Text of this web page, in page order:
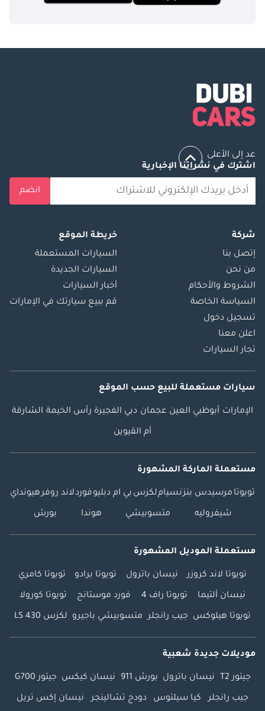
عد إلى الأعلى
اشترك في نشراتنا الإخبارية
انضم
شركة
إتصل بنا
من نحن
الشروط والأحكام
السياسة الخاصة
تسجيل دخول
اعلن معنا
تجار السيارات
خريطة الموقع
السيارات المستعملة
السيارات الجديدة
أخبار السيارات
قم ببيع سيارتك في الإمارات
سيارات مستعملة للبيع حسب الموقع
الإمارات أبوظبي العين عجمان دبي الفجيرة رأس الخيمة الشارقة
أم القيوين
مستعملة الماركة المشهورة
تويوتا مرسيدس بنزنسياملكزس بي ام دبليوفوردلاند روفرهيونداي
شيفروليه متسوبيشي هوندا بورش
مستعملة الموديل المشهورة
تويوتا لاند كروزر نيسان باترول تويوتا برادو تويوتا كامري
نيسان ألتيما تويوتا راف 4 فورد موستانج تويوتا كورولا
تويوتا هيلوكس جيب رانجلر متسوبيشي باجيرو لكزس LS 430
موديلات جديدة شعبية
جيتور T2 نيسان باترول بورش 911 نيسان كيكس جيتور G700
جيب رانجلر كيا سيلتوس دودج تشالينجر نيسان إكس تريل